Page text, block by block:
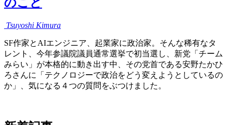
Tsuyoshi Kimura
SF作家とAIエンジニア、起業家に政治家。そんな稀有なタ
レント、今年参議院議員通常選挙で初当選し、新党「チーム
みらい」が本格的に動き出す中、その党首である安野たかひ
ろさんに「テクノロジーで政治をどう変えようとしているの
か」、気になる４つの質問をぶつけました。